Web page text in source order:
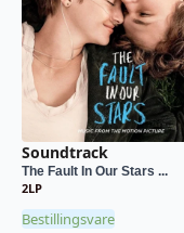
Soundtrack
The Fault In Our Stars ...
2LP
Bestillingsvare